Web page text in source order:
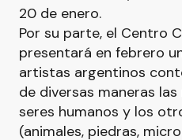
20 de enero.
Por su parte, el Centro
presentará en febrero
artistas argentinos
de diversas maneras
seres humanos y los
(animales, piedras,